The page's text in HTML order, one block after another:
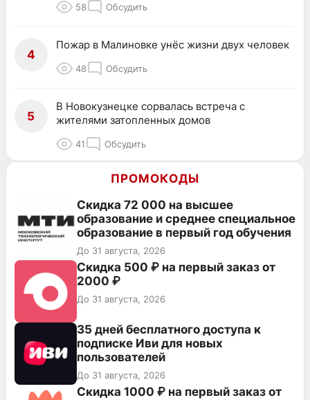
58 Обсудить
4
Пожар в Малиновке унёс жизни двух человек
48 Обсудить
5
В Новокузнецке сорвалась встреча с
жителями затопленных домов
41 Обсудить
ПРОМОКОДЫ
Скидка 72 000 на высшее
образование и среднее специальное
образование в первый год обучения
До 31 августа, 2026
Скидка 500 ₽ на первый заказ от
2000 ₽
До 31 августа, 2026
35 дней бесплатного доступа к
подписке Иви для новых
пользователей
До 31 августа, 2026
Скидка 1000 ₽ на первый заказ от